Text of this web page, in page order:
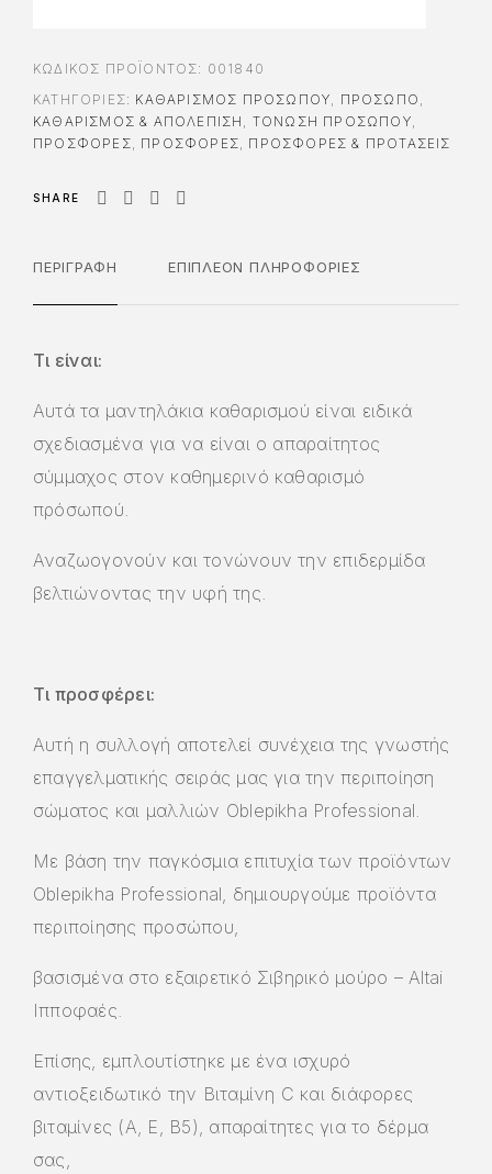
ΚΩΔΙΚΌΣ ΠΡΟΪΌΝΤΟΣ: 001840
ΚΑΤΗΓΟΡΊΕΣ: ΚΑΘΑΡΙΣΜΌΣ ΠΡΟΣΏΠΟΥ, ΠΡΟΣΩΠΟ ,
ΚΑΘΑΡΙΣΜΌΣ & ΑΠΟΛΈΠΙΣΗ , ΤΌΝΩΣΗ ΠΡΟΣΏΠΟΥ,
ΠΡΟΣΦΟΡΈΣ, ΠΡΟΣΦΟΡΈΣ, ΠΡΟΣΦΟΡΕΣ & ΠΡΟΤΑΣΕΙΣ
SHARE
ΠΕΡΙΓΡΑΦΉ ΕΠΙΠΛΈΟΝ ΠΛΗΡΟΦΟΡΊΕΣ
Τι είναι:
Αυτά τα μαντηλάκια καθαρισμού είναι ειδικά
σχεδιασμένα για να είναι ο απαραίτητος
σύμμαχος στον καθημερινό καθαρισμό
πρόσωπού.
Αναζωογονούν και τονώνουν την επιδερμίδα
βελτιώνοντας την υφή της.
Τι προσφέρει:
Αυτή η συλλογή αποτελεί συνέχεια της γνωστής
επαγγελματικής σειράς μας για την περιποίηση
σώματος και μαλλιών Oblepikha Professional.
Με βάση την παγκόσμια επιτυχία των προϊόντων
Oblepikha Professional, δημιουργούμε προϊόντα
περιποίησης προσώπου,
βασισμένα στο εξαιρετικό Σιβηρικό μούρο – Altai
Ιπποφαές.
Επίσης, εμπλουτίστηκε με ένα ισχυρό
αντιοξειδωτικό την Βιταμίνη C και διάφορες
βιταμίνες (Α, Ε, Β5), απαραίτητες για το δέρμα
σας,